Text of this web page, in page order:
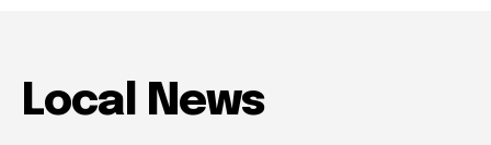
Local News